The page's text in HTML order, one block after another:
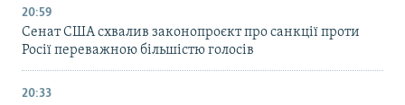
20:59
Cенат США схвалив законопроєкт про санкції проти
Росії переважною більшістю голосів
20:33